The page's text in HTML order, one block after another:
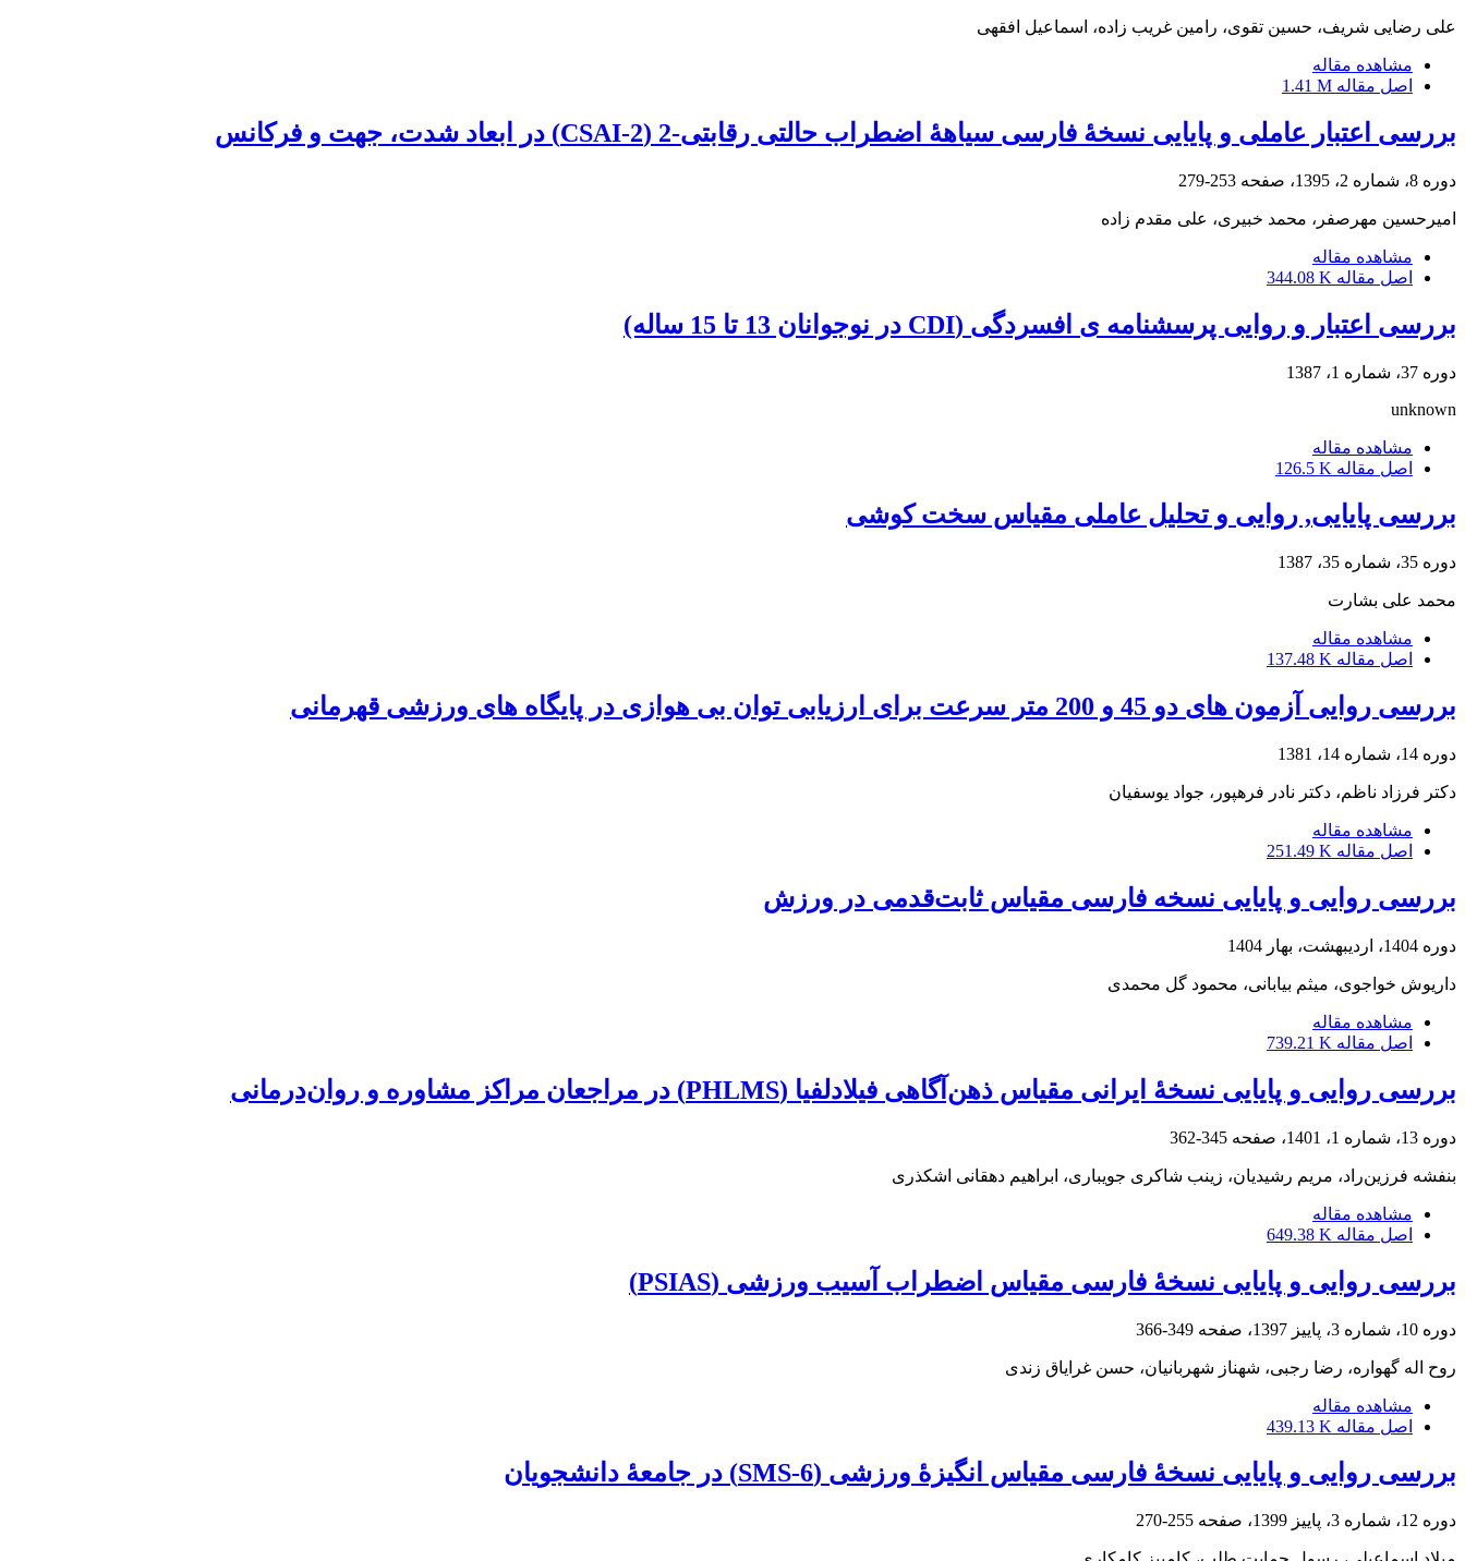
علی رضایی شریف، حسین تقوی، رامین غریب زاده، اسماعیل افقهی
مشاهده مقاله
اصل مقاله 1.41 M
بررسی اعتبار عاملی و پایایی نسخۀ فارسی سیاهۀ اضطراب حالتی رقابتی-2 (CSAI-2) در ابعاد شدت، جهت و فرکانس
دوره 8، شماره 2، 1395، صفحه 253-279
امیرحسین مهرصفر، محمد خبیری، علی مقدم زاده
مشاهده مقاله
اصل مقاله 344.08 K
بررسی اعتبار و روایی پرسشنامه ی افسردگی (CDI در نوجوانان 13 تا 15 ساله)
دوره 37، شماره 1، 1387
unknown
مشاهده مقاله
اصل مقاله 126.5 K
بررسی پایایی, روایی و تحلیل عاملی مقیاس سخت کوشی
دوره 35، شماره 35، 1387
محمد علی بشارت
مشاهده مقاله
اصل مقاله 137.48 K
بررسی روایی آزمون های دو 45 و 200 متر سرعت برای ارزیابی توان بی هوازی در پایگاه های ورزشی قهرمانی
دوره 14، شماره 14، 1381
دکتر فرزاد ناظم، دکتر نادر فرهپور، جواد یوسفیان
مشاهده مقاله
اصل مقاله 251.49 K
بررسی روایی و پایایی نسخه فارسی مقیاس ثابت‌قدمی در ورزش
دوره 1404، اردیبهشت، بهار 1404
داریوش خواجوی، میثم بیابانی، محمود گل محمدی
مشاهده مقاله
اصل مقاله 739.21 K
بررسی روایی و پایایی نسخۀ ایرانی مقیاس ذهن‌آگاهی فیلادلفیا (PHLMS) در مراجعان مراکز مشاوره و روان‌درمانی
دوره 13، شماره 1، 1401، صفحه 345-362
بنفشه فرزین‌راد، مریم رشیدیان، زینب شاکری جویباری، ابراهیم دهقانی اشکذری
مشاهده مقاله
اصل مقاله 649.38 K
بررسی روایی و پایایی نسخۀ فارسی مقیاس اضطراب آسیب ورزشی (PSIAS)
دوره 10، شماره 3، پاییز 1397، صفحه 349-366
روح اله گهواره، رضا رجبی، شهناز شهربانیان، حسن غرایاق زندی
مشاهده مقاله
اصل مقاله 439.13 K
بررسی روایی و پایایی نسخۀ فارسی مقیاس انگیزۀ ورزشی (SMS-6) در جامعۀ دانشجویان
دوره 12، شماره 3، پاییز 1399، صفحه 255-270